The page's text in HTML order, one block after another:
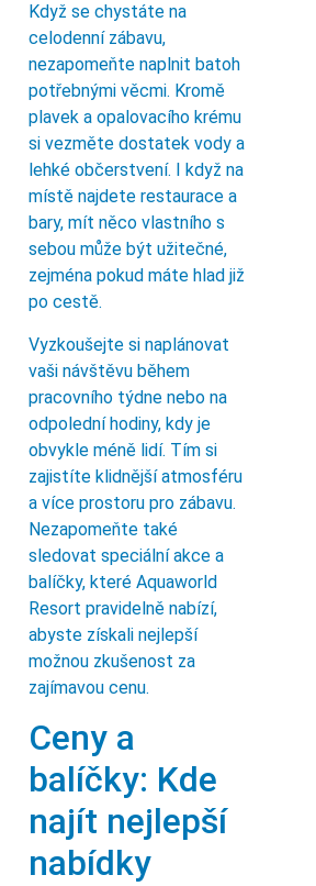
Když se chystáte na
celodenní zábavu,
nezapomeňte naplnit batoh
potřebnými věcmi. Kromě
plavek a opalovacího krému
si vezměte dostatek vody a
lehké občerstvení. I když na
místě najdete restaurace a
bary, mít něco vlastního s
sebou může být užitečné,
zejména pokud máte hlad již
po cestě.
Vyzkoušejte si naplánovat
vaši návštěvu během
pracovního týdne nebo na
odpolední hodiny, kdy je
obvykle méně lidí. Tím si
zajistíte klidnější atmosféru
a více prostoru pro zábavu.
Nezapomeňte také
sledovat speciální akce a
balíčky, které Aquaworld
Resort pravidelně nabízí,
abyste získali nejlepší
možnou zkušenost za
zajímavou cenu.
Ceny a
balíčky: Kde
najít nejlepší
nabídky